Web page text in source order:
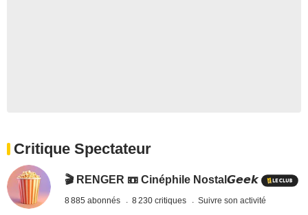
Critique Spectateur
🎬 RENGER 📼 Cinéphile Nostal𝙂𝙚𝙚𝙠
8 885 abonnés 8 230 critiques Suivre son activité